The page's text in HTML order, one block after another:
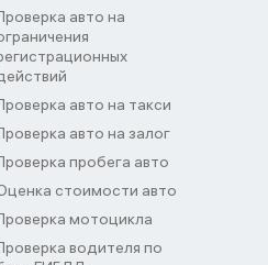
авто на
авто на такси
авто на залог
пробега авто
стоимости авто
мотоцикла
водителя по